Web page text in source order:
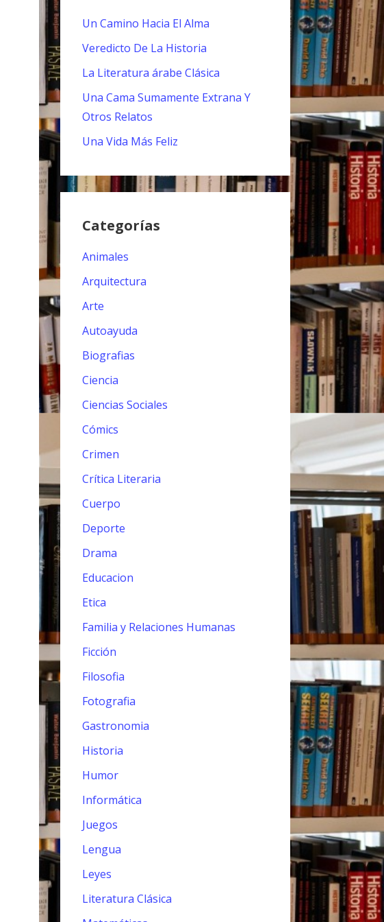
Un Camino Hacia El Alma
Veredicto De La Historia
La Literatura árabe Clásica
Una Cama Sumamente Extrana Y
Otros Relatos
Una Vida Más Feliz
Categorías
Animales
Arquitectura
Arte
Autoayuda
Biografias
Ciencia
Ciencias Sociales
Cómics
Crimen
Crítica Literaria
Cuerpo
Deporte
Drama
Educacion
Etica
Familia y Relaciones Humanas
Ficción
Filosofia
Fotografia
Gastronomia
Historia
Humor
Informática
Juegos
Lengua
Leyes
Literatura Clásica